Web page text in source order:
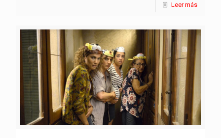
Leer más